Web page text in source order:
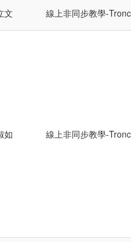
文 線上非同步教學-
如 線上非同步教學-